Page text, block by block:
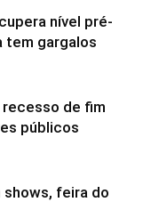
nível pré-
tem gargalos
recesso de fim
públicos
shows, feira do